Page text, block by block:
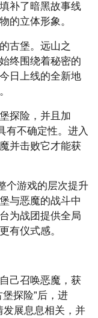
补了暗黑故事线
的立体形象。
古堡。远山之
终围绕着秘密的
日上线的全新地
探险，并且加
有不确定性。进入
并击败它才能获
个游戏的层次提升
与恶魔的战斗中
为战团提供全局
有仪式感。
己召唤恶魔，获
探险”后，进
发展息息相关，并